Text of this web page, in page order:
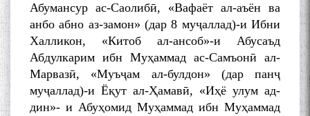
Абумансур ас-Саолибӣ, «Вафаёт ал-аъён ва
анбо абно аз-замон» (дар 8 муҷаллад)-и Ибни
Халликон, «Китоб ал-ансоб»-и Абусаъд
Абдулкарим ибн Муҳаммад ас-Самъонӣ ал-
Марвазӣ, «Муъҷам ал-булдон» (дар панҷ
муҷаллад)-и Ёқут ал-Ҳамавӣ, «Иҳё улум ад-
дин»- и Абуҳомид Муҳаммад ибн Муҳаммад